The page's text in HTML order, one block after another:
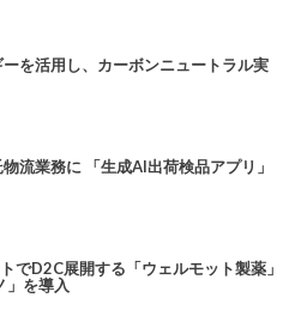
を活用し、カーボンニュートラル実
流業務に 「生成AI出荷検品アプリ」
でD2C展開する「ウェルモット製薬」
」を導入